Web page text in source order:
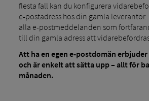
flesta fall kan du konfigurera
e-postadress hos din gamla leverantör.
alla e-postmeddelanden som
till din gamla adress att
Att ha en egen e-postdomän
och är enkelt att sätta upp – allt för
månaden.